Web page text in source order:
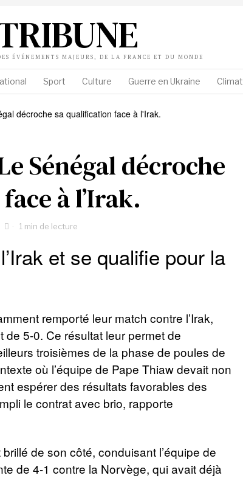
ÉVÉNEMENTS MAJEURS, DE LA FRANCE ET DU MONDE
Sport Culture Guerre en Ukraine Climat
Sénégal décroche
à l’Irak.
1 min de lecture
et se qualifie pour la
remporté leur match contre l’Irak,
de 5-0. Ce résultat leur permet de
troisièmes de la phase de poules de
où l’équipe de Pape Thiaw devait non
espérer des résultats favorables des
le contrat avec brio, rapporte
de son côté, conduisant l’équipe de
de 4-1 contre la Norvège, qui avait déjà